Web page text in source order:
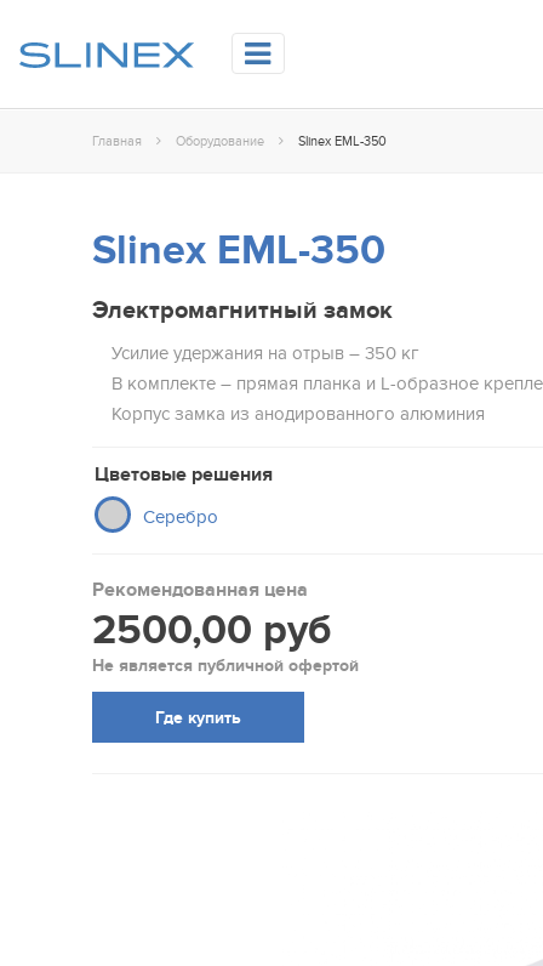
Главная Оборудование Slinex EML-350
Slinex EML-350
Электромагнитный замок
Усилие удержания на отрыв – 350 кг
В комплекте – прямая планка и L-образное
Корпус замка из анодированного алюминия
Цветовые решения
Серебро
Рекомендованная цена
2500,00 руб
Не является публичной офертой
Где купить